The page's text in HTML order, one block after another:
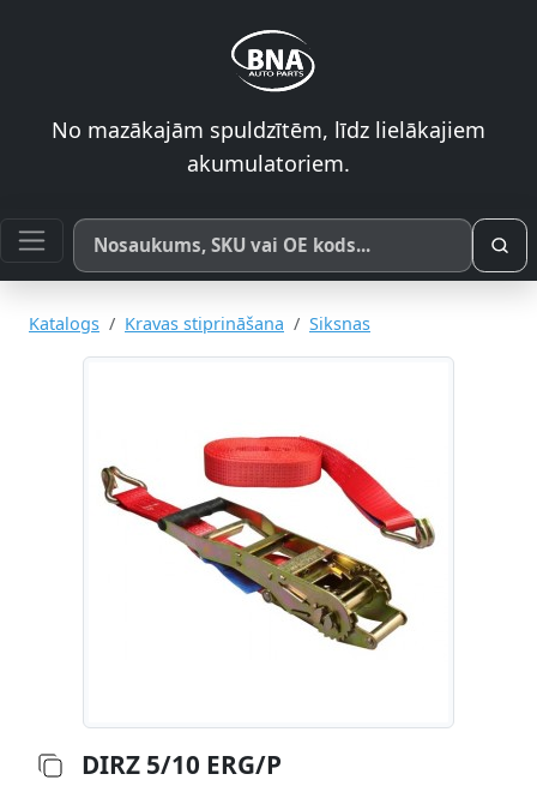
No mazākajām spuldzītēm, līdz lielākajiem
akumulatoriem.
Meklēt pēc produkta nosaukuma, SKU vai OE koda
Katalogs Kravas stiprināšana Siksnas
DIRZ 5/10 ERG/P